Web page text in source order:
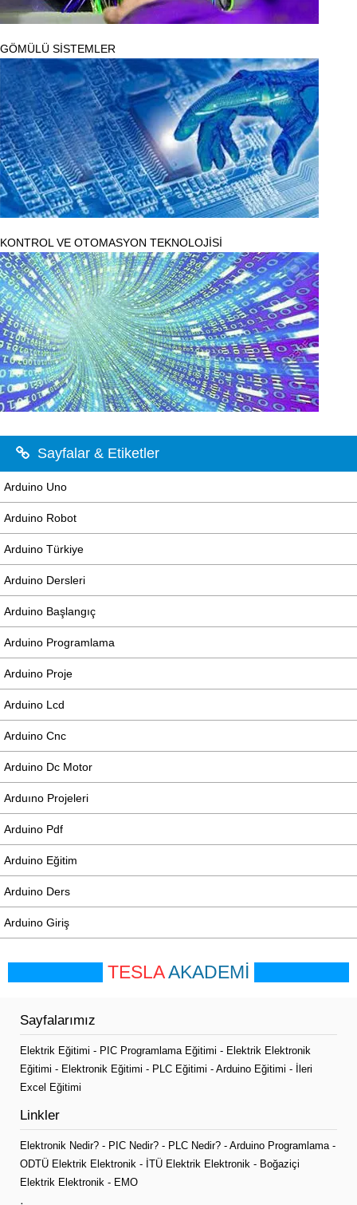
GÖMÜLÜ SİSTEMLER
KONTROL VE OTOMASYON TEKNOLOJİSİ
Sayfalar & Etiketler
Arduino Uno
Arduino Robot
Arduino Türkiye
Arduino Dersleri
Arduino Başlangıç
Arduino Programlama
Arduino Proje
Arduino Lcd
Arduino Cnc
Arduino Dc Motor
Arduıno Projeleri
Arduino Pdf
Arduino Eğitim
Arduino Ders
Arduino Giriş
TESLAAKADEMİ
Sayfalarımız
Elektrik Eğitimi - PIC Programlama Eğitimi - Elektrik Elektronik
Eğitimi - Elektronik Eğitimi - PLC Eğitimi - Arduino Eğitimi -
İleri
Excel Eğitimi
Linkler
Elektronik Nedir? - PIC Nedir? - PLC Nedir? - Arduino Programlama-
ODTÜ Elektrik Elektronik - İTÜ Elektrik Elektronik - Boğaziçi
Elektrik Elektronik - EMO